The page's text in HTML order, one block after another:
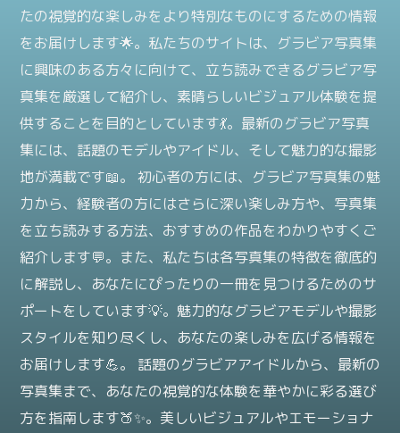
たの視覚的な楽しみをより特別なものにするための情報
をお届けします🌟。私たちのサイトは、グラビア写真集
に興味のある方々に向けて、立ち読みできるグラビア写
真集を厳選して紹介し、素晴らしいビジュアル体験を提
供することを目的としています💃。最新のグラビア写真
集には、話題のモデルやアイドル、そして魅力的な撮影
地が満載です📖。 初心者の方には、グラビア写真集の魅
力から、経験者の方にはさらに深い楽しみ方や、写真集
を立ち読みする方法、おすすめの作品をわかりやすくご
紹介します💬。また、私たちは各写真集の特徴を徹底的
に解説し、あなたにぴったりの一冊を見つけるためのサ
ポートをしています💡。魅力的なグラビアモデルや撮影
スタイルを知り尽くし、あなたの楽しみを広げる情報を
お届けします💪。 話題のグラビアアイドルから、最新の
写真集まで、あなたの視覚的な体験を華やかに彩る選び
方を指南します🍑✨。美しいビジュアルやエモーショナ